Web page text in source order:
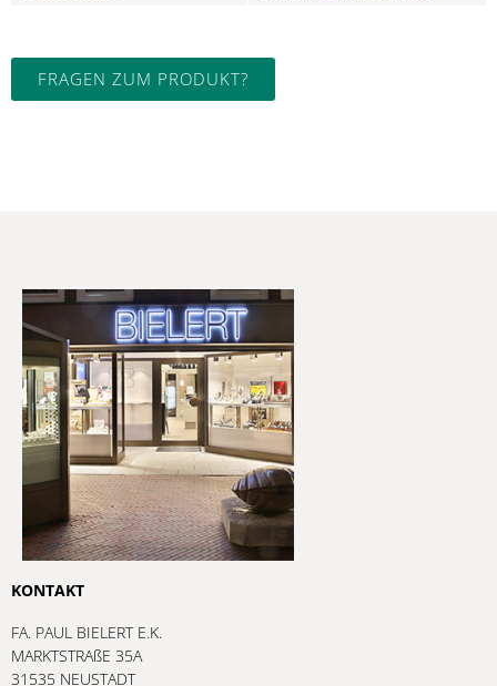
FRAGEN ZUM PRODUKT?
KONTAKT
FA. PAUL BIELERT E.K.
MARKTSTRAßE 35A
31535 NEUSTADT